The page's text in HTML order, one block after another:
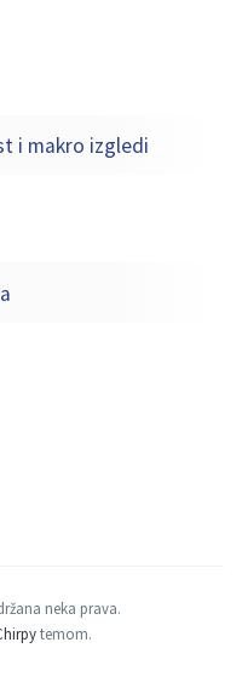
i makro izgledi
neka prava.
temom.